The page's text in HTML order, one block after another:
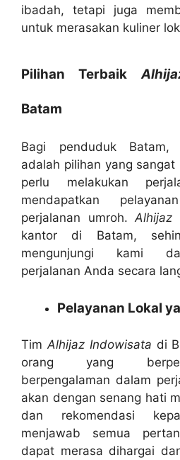
ibadah, tetapi juga
untuk merasakan kuliner
Pilihan Terbaik
Batam
Bagi penduduk
adalah pilihan yang
perlu melakukan
mendapatkan
perjalanan umroh.Alhijaz
kantor di Batam,
mengunjungi kami
perjalanan Anda secara
Pelayanan Lokal
TimAlhijaz Indowisata di
orang yang
berpengalaman dalam
akan dengan senang hati
dan rekomendasi
menjawab semua
dapat merasa dihargai